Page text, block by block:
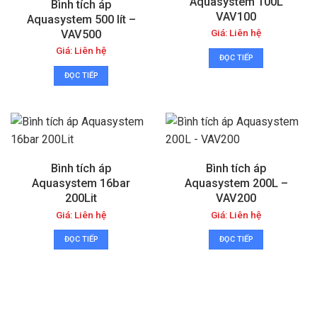
Bình tích áp
Aquasystem 500 lít –
VAV500
Giá: Liên hệ
ĐỌC TIẾP
VAV100
Giá: Liên hệ
ĐỌC TIẾP
Bình tích áp
Aquasystem 16bar
200Lit
Giá: Liên hệ
ĐỌC TIẾP
Bình tích áp
Aquasystem 200L –
VAV200
Giá: Liên hệ
ĐỌC TIẾP